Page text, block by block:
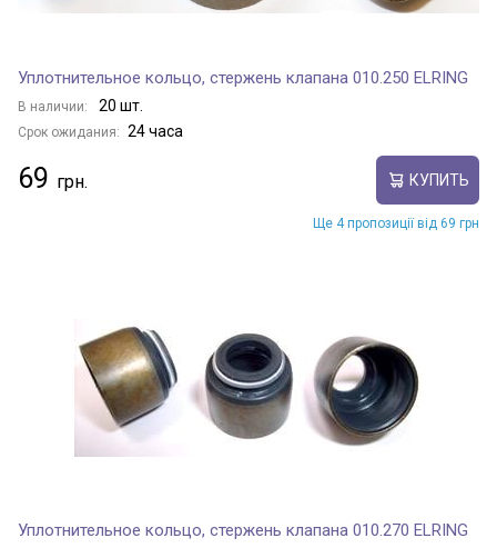
Уплотнительное кольцо, стержень клапана 010.250 ELRING
В наличии: 20 шт.
Срок ожидания: 24 часа
69 КУПИТЬ
Ще 4 пропозиції від 69 грн
Уплотнительное кольцо, стержень клапана 010.270 ELRING